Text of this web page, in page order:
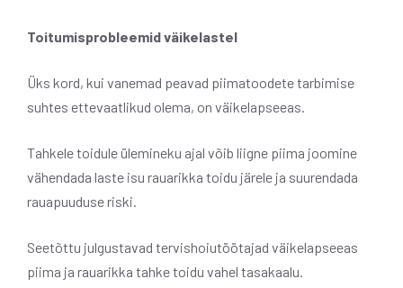
Toitumisprobleemid väikelastel
Üks kord, kui vanemad peavad piimatoodete tarbimise
suhtes ettevaatlikud olema, on väikelapseeas.
Tahkele toidule ülemineku ajal võib liigne piima joomine
vähendada laste isu rauarikka toidu järele ja suurendada
rauapuuduse riski.
Seetõttu julgustavad tervishoiutöötajad väikelapseeas
piima ja rauarikka tahke toidu vahel tasakaalu.